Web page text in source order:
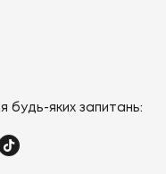
будь-яких запитань: